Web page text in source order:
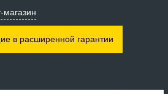
в расширенной гарантии